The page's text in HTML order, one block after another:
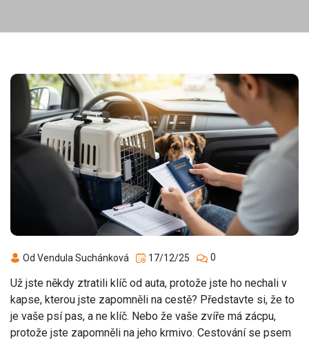
Od Vendula Suchánková 17/12/25 0
Už jste někdy ztratili klíč od auta, protože jste ho nechali v
kapse, kterou jste zapomněli na cestě? Představte si, že to
je vaše psí pas, a ne klíč. Nebo že vaše zvíře má zácpu,
protože jste zapomněli na jeho krmivo. Cestování se psem